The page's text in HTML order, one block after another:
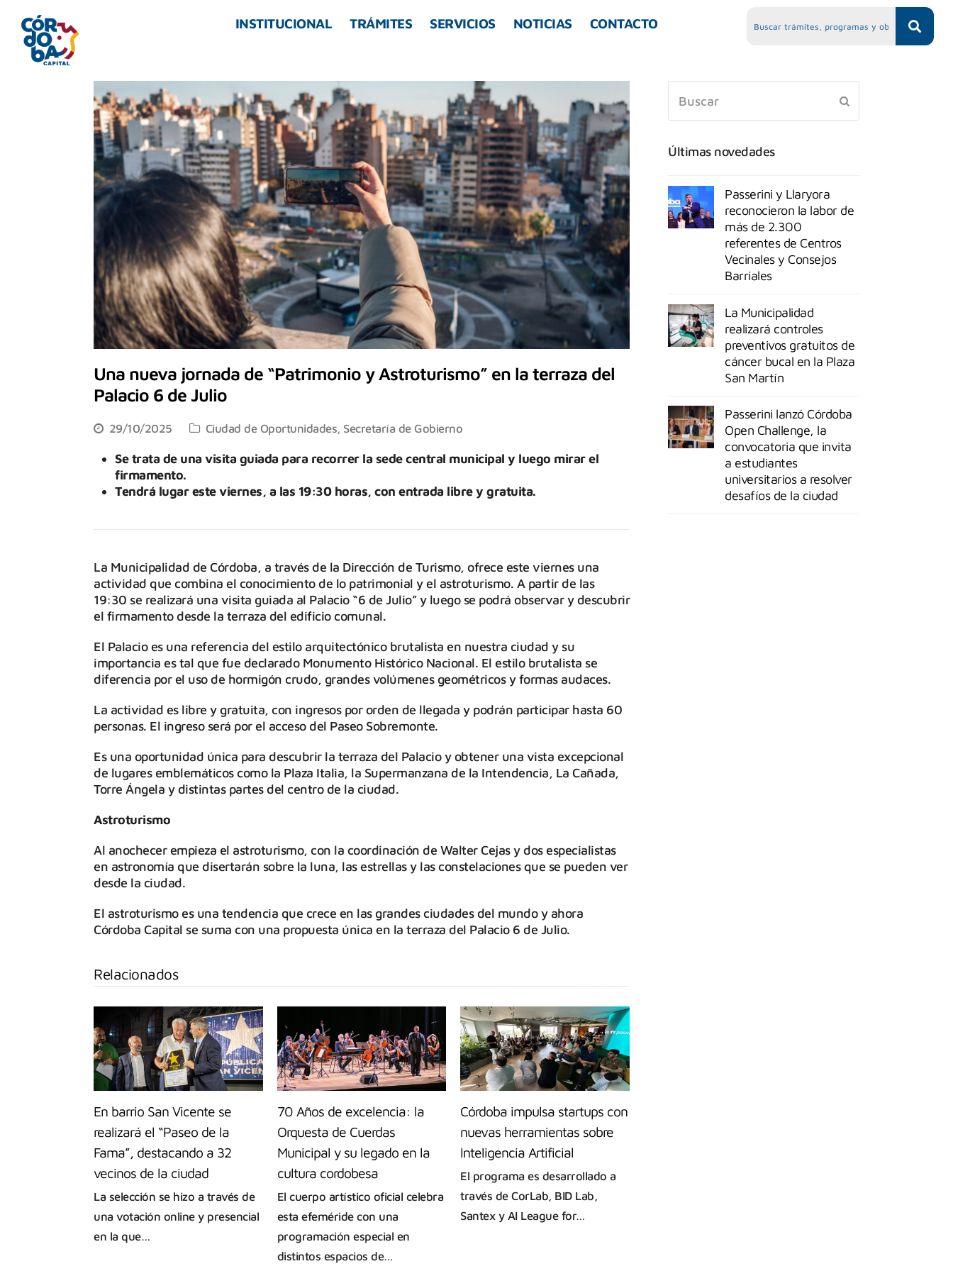
INSTITUCIONAL TRÁMITES SERVICIOS NOTICIAS CONTACTO
Una nueva jornada de “Patrimonio y Astroturismo” en la terraza del
Palacio 6 de Julio
29/10/2025 Ciudad de Oportunidades, Secretaría de Gobierno
Se trata de una visita guiada para recorrer la sede central municipal y luego mirar el
firmamento.
Tendrá lugar este viernes, a las 19:30 horas, con entrada libre y gratuita.
La Municipalidad de Córdoba, a través de la Dirección de Turismo, ofrece este viernes una
actividad que combina el conocimiento de lo patrimonial y el astroturismo. A partir de las
19:30 se realizará una visita guiada al Palacio “6 de Julio” y luego se podrá observar y descubrir
el firmamento desde la terraza del edificio comunal.
El Palacio es una referencia del estilo arquitectónico brutalista en nuestra ciudad y su
importancia es tal que fue declarado Monumento Histórico Nacional. El estilo brutalista se
diferencia por el uso de hormigón crudo, grandes volúmenes geométricos y formas audaces.
La actividad es libre y gratuita, con ingresos por orden de llegada y podrán participar hasta 60
personas. El ingreso será por el acceso del Paseo Sobremonte.
Es una oportunidad única para descubrir la terraza del Palacio y obtener una vista excepcional
de lugares emblemáticos como la Plaza Italia, la Supermanzana de la Intendencia, La Cañada,
Torre Ángela y distintas partes del centro de la ciudad.
Astroturismo
Al anochecer empieza el astroturismo, con la coordinación de Walter Cejas y dos especialistas
en astronomía que disertarán sobre la luna, las estrellas y las constelaciones que se pueden ver
desde la ciudad.
El astroturismo es una tendencia que crece en las grandes ciudades del mundo y ahora
Córdoba Capital se suma con una propuesta única en la terraza del Palacio 6 de Julio.
Relacionados
En barrio San Vicente se
realizará el “Paseo de la
Fama”, destacando a 32
vecinos de la ciudad
La selección se hizo a través de
una votación online y presencial
en la que…
70 Años de excelencia: la
Orquesta de Cuerdas
Municipal y su legado en la
cultura cordobesa
El cuerpo artístico oficial celebra
esta efeméride con una
programación especial en
distintos espacios de…
Córdoba impulsa startups con
nuevas herramientas sobre
Inteligencia Artificial
El programa es desarrollado a
través de CorLab, BID Lab,
Santex y AI League for…
Últimas novedades
Passerini y Llaryora
reconocieron la labor de
más de 2.300
referentes de Centros
Vecinales y Consejos
Barriales
La Municipalidad
realizará controles
preventivos gratuitos de
cáncer bucal en la Plaza
San Martín
Passerini lanzó Córdoba
Open Challenge, la
convocatoria que invita
a estudiantes
universitarios a resolver
desafíos de la ciudad